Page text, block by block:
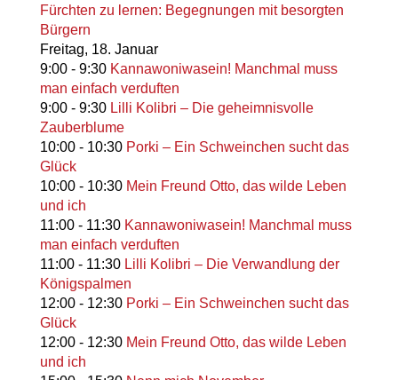
Fürchten zu lernen: Begegnungen mit besorgten
Bürgern
Freitag, 18. Januar
9:00- 9:30 Kannawoniwasein! Manchmal muss
man einfach verduften
9:00- 9:30 Lilli Kolibri – Die geheimnisvolle
Zauberblume
10:00- 10:30 Porki – Ein Schweinchen sucht das
Glück
10:00- 10:30 Mein Freund Otto, das wilde Leben
und ich
11:00- 11:30 Kannawoniwasein! Manchmal muss
man einfach verduften
11:00- 11:30 Lilli Kolibri – Die Verwandlung der
Königspalmen
12:00- 12:30 Porki – Ein Schweinchen sucht das
Glück
12:00- 12:30 Mein Freund Otto, das wilde Leben
und ich